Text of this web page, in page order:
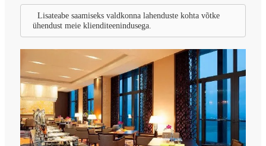
Lisateabe saamiseks valdkonna lahenduste kohta võtke
ühendust meie klienditeenindusega.